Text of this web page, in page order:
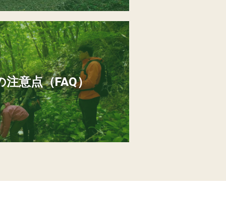
注意点（FAQ）